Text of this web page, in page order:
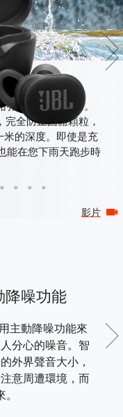
影片
健身活動而設計。
全防止固體顆粒，
米的深度。即使是充
能在您下雨天跑步時
降噪功能
主動降噪功能來
分心的噪音。智
外界聲音大小，
意周遭環境，而